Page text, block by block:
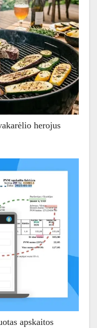
herojus
apskaitos